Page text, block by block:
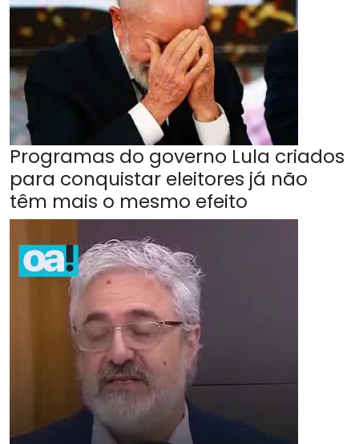
Programas do governo Lula criados
para conquistar eleitores já não
têm mais o mesmo efeito